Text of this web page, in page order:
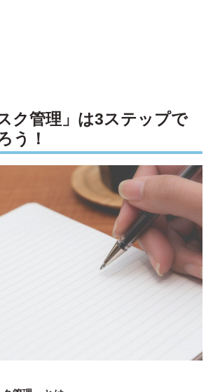
ク管理」は3ステップで
う！